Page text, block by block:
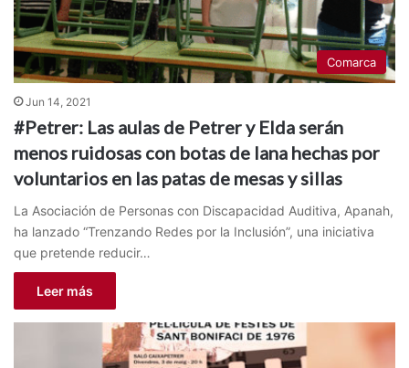
Comarca
Jun 14, 2021
#Petrer: Las aulas de Petrer y Elda serán
menos ruidosas con botas de lana hechas por
voluntarios en las patas de mesas y sillas
La Asociación de Personas con Discapacidad Auditiva, Apanah,
ha lanzado “Trenzando Redes por la Inclusión”, una iniciativa
que pretende reducir…
Leer más